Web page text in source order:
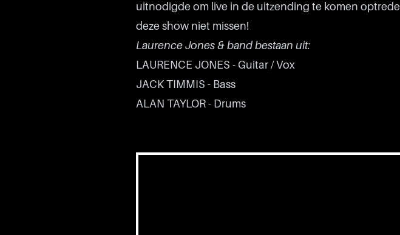
uitnodigde om live in de uitzending te komen
deze show niet missen!
Laurence Jones & band bestaan uit:
LAURENCE JONES - Guitar / Vox
JACK TIMMIS - Bass
ALAN TAYLOR - Drums